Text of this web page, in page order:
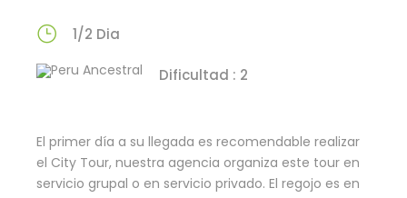
1/2 Dia
Dificultad : 2
El primer día a su llegada es recomendable realizar
el City Tour, nuestra agencia organiza este tour en
servicio grupal o en servicio privado. El regojo es en